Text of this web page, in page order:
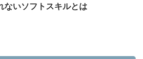
ないソフトスキルとは